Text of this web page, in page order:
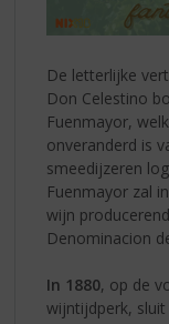
De letterlijke
Don Celestino
Fuenmayor,
onveranderd is
smeedijzeren
Fuenmayor zal
wijn
Denominacion
In 1880, op de
wijntijdperk,